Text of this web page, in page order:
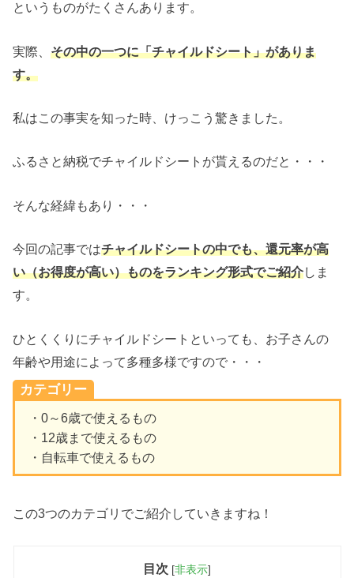
というものがたくさんあります。
実際、その中の一つに「チャイルドシート」がありま
す。
私はこの事実を知った時、けっこう驚きました。
ふるさと納税でチャイルドシートが貰えるのだと・・・
そんな経緯もあり・・・
今回の記事ではチャイルドシートの中でも、還元率が高
い（お得度が高い）ものをランキング形式でご紹介しま
す。
ひとくくりにチャイルドシートといっても、お子さんの
年齢や用途によって多種多様ですので・・・
カテゴリー
・0～6歳で使えるもの
・12歳まで使えるもの
・自転車で使えるもの
この3つのカテゴリでご紹介していきますね！
目次 [非表示]